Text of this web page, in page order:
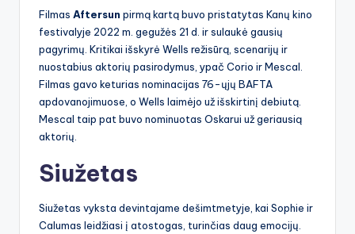
Filmas Aftersun pirmą kartą buvo pristatytas Kanų kino
festivalyje 2022 m. gegužės 21 d. ir sulaukė gausių
pagyrimų. Kritikai išskyrė Wells režisūrą, scenarijų ir
nuostabius aktorių pasirodymus, ypač Corio ir Mescal.
Filmas gavo keturias nominacijas 76-ųjų BAFTA
apdovanojimuose, o Wells laimėjo už išskirtinį debiutą.
Mescal taip pat buvo nominuotas Oskarui už geriausią
aktorių.
Siužetas
Siužetas vyksta devintajame dešimtmetyje, kai Sophie ir
Calumas leidžiasi į atostogas, turinčias daug emocijų.